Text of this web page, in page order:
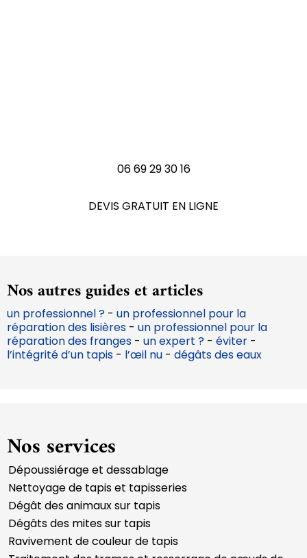
06 69 29 30 16
DEVIS GRATUIT EN LIGNE
Nos autres guides et articles
un professionnel ? - un professionnel pour la
réparation des lisières - un professionnel pour la
réparation des franges - un expert ? - éviter -
l’intégrité d’un tapis - l’œil nu - dégâts des eaux
Nos services
Dépoussiérage et dessablage
Nettoyage de tapis et tapisseries
Dégât des animaux sur tapis
Dégâts des mites sur tapis
Ravivement de couleur de tapis